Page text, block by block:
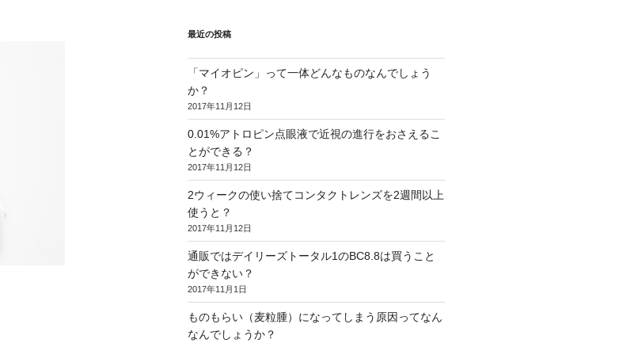
最近の投稿
「マイオピン」って一体どんなものなんでしょう
か？
2017年11月12日
0.01%アトロピン点眼液で近視の進行をおさえるこ
とができる？
2017年11月12日
2ウィークの使い捨てコンタクトレンズを2週間以上
使うと？
2017年11月12日
通販ではデイリーズトータル1のBC8.8は買うこと
ができない？
2017年11月1日
ものもらい（麦粒腫）になってしまう原因ってなん
なんでしょうか？